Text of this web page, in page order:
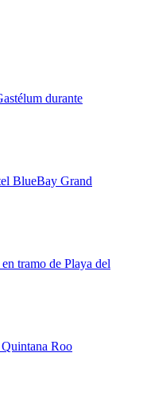
durante
BlueBay Grand
tramo de Playa del
Quintana Roo